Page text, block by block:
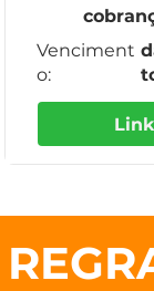
Venciment
o: